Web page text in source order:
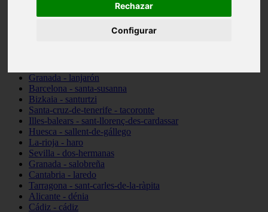
Rechazar
Configurar
Granada - lanjarón
Barcelona - santa-susanna
Bizkaia - santurtzi
Santa-cruz-de-tenerife - tacoronte
Illes-balears - sant-llorenç-des-cardassar
Huesca - sallent-de-gállego
La-rioja - haro
Sevilla - dos-hermanas
Granada - salobreña
Cantabria - laredo
Tarragona - sant-carles-de-la-ràpita
Alicante - dénia
Cádiz - cádiz